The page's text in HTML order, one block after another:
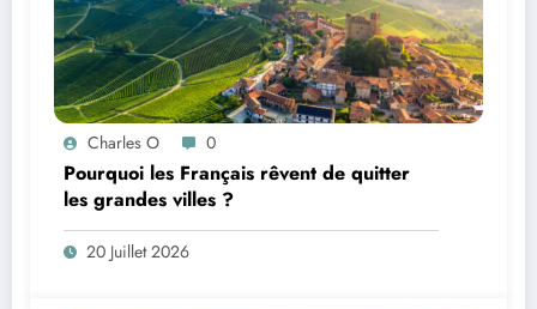
Charles O 0
Pourquoi les Français rêvent de quitter
les grandes villes ?
20 Juillet 2026